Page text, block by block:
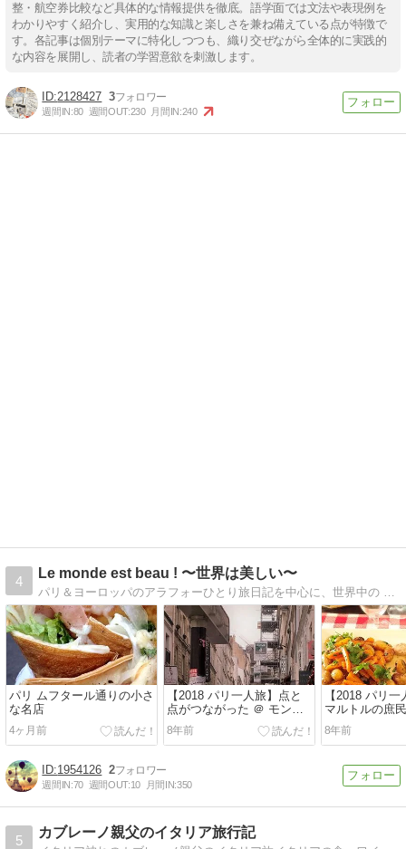
整・航空券比較など具体的な情報提供を徹底。語学面では文法や表現例を
わかりやすく紹介し、実用的な知識と楽しさを兼ね備えている点が特徴で
す。各記事は個別テーマに特化しつつも、織り交ぜながら全体的に実践的
な内容を展開し、読者の学習意欲を刺激します。
2128427 3
週間IN:80 週間OUT:230 月間IN:240
4
Le monde est beau ! 〜世界は美しい〜
パリ ムフタール通りの小さ
な名店
4ヶ月前
【2018 パリ一人旅】点と
点がつながった ＠ モンマ
ルトル
8年前
【2018 パリ
マルトルの庶
8年前
1954126 2
週間IN:70 週間OUT:10 月間IN:350
5
カブレーノ親父のイタリア旅行記